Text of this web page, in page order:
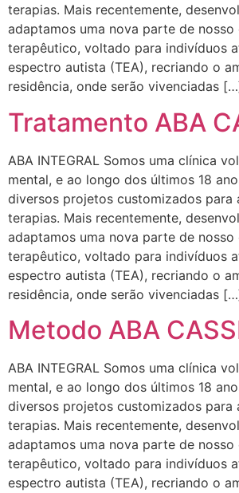
terapias. Mais recentemente,
adaptamos uma nova parte de nosso
terapêutico, voltado para indivíduos
espectro autista (TEA), recriando o
residência, onde serão vivenciadas
Tratamento ABA
ABA INTEGRAL Somos uma clínica
mental, e ao longo dos últimos 18
diversos projetos customizados para
terapias. Mais recentemente,
adaptamos uma nova parte de nosso
terapêutico, voltado para indivíduos
espectro autista (TEA), recriando o
residência, onde serão vivenciadas
Metodo ABA
ABA INTEGRAL Somos uma clínica
mental, e ao longo dos últimos 18
diversos projetos customizados para
terapias. Mais recentemente,
adaptamos uma nova parte de nosso
terapêutico, voltado para indivíduos
espectro autista (TEA), recriando o